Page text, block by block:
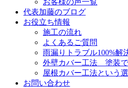
代表加藤のブログ
お役立ち情報
施工の流れ
よくあるご質問
雨漏りトラブル100%解
外壁カバー工法 塗装
屋根カバー工法という
お問い合わせ